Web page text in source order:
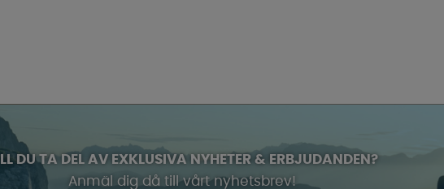
DU TA DEL AV EXKLUSIVA NYHETER & ERBJUDANDEN?
Anmäl dig då till vårt nyhetsbrev!